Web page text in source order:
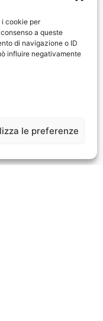
i cookie per
a queste
di navigazione o ID
influire negativamente
le preferenze